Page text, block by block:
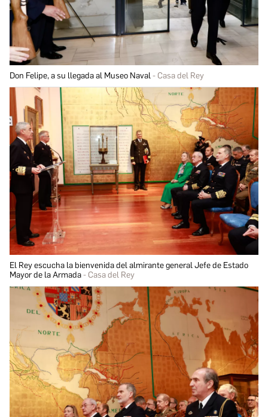
Don Felipe, a su llegada al Museo Naval Casa del Rey
El Rey escucha la bienvenida del almirante general Jefe de Estado
Mayor de la Armada
Casa del Rey